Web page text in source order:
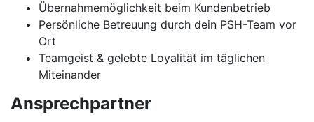
Übernahmemöglichkeit beim Kundenbetrieb
Persönliche Betreuung durch dein PSH-Team vor
Ort
Teamgeist & gelebte Loyalität im täglichen
Miteinander
Ansprechpartner